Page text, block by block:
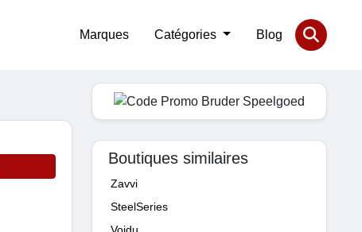
Marques Catégories Blog
Boutiques similaires
Zavvi
SteelSeries
Voidu